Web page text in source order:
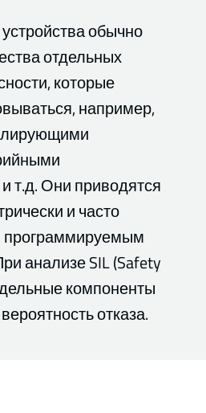
обычно
отдельных
которые
например,
т.д. Они приводятся
и часто
программируемым
анализе SIL (Safety
компоненты
отказа.